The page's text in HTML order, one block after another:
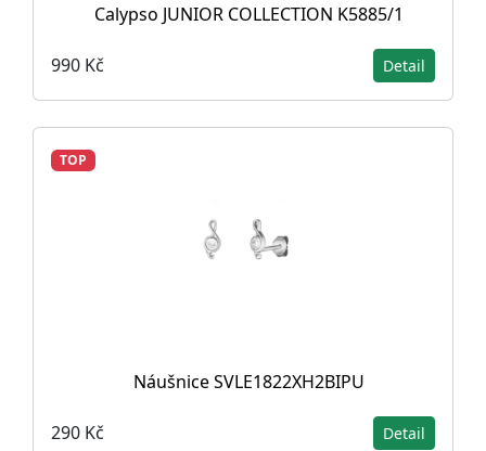
Calypso JUNIOR COLLECTION K5885/1
990 Kč Detail
TOP
Náušnice SVLE1822XH2BIPU
290 Kč Detail